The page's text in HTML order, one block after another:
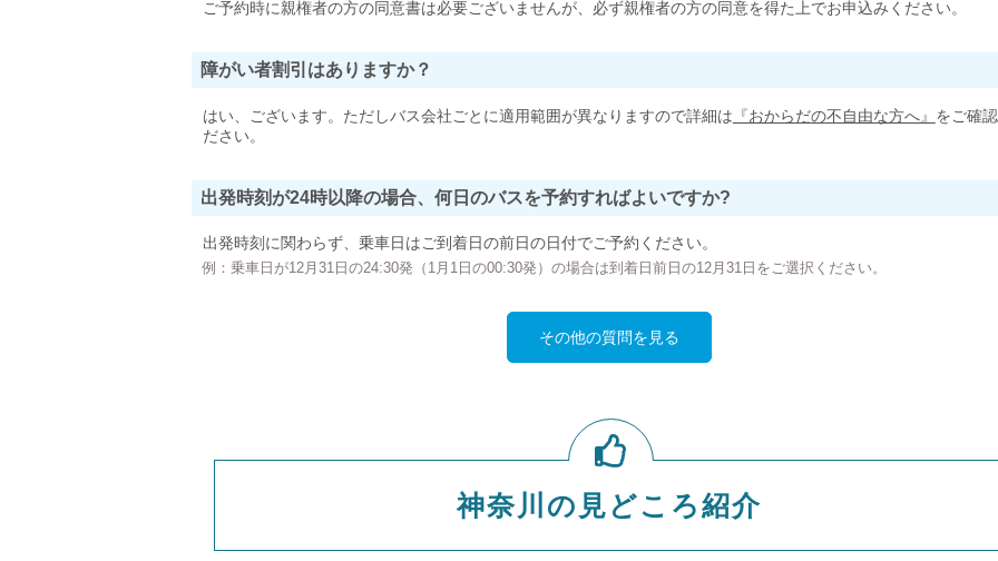
ご予約時に親権者の方の同意書は必要ございませんが、必ず親権者の方の同意を得た上でお申込みください。
障がい者割引はありますか？
はい、ございます。ただしバス会社ごとに適用範囲が異なりますので詳細は 『おからだの不自由な方へ』 をご確
ださい。
出発時刻が24時以降の場合、何日のバスを予約すればよいですか?
出発時刻に関わらず、乗車日はご到着日の前日の日付でご予約ください。
例：乗車日が12月31日の24:30発（1月1日の00:30発）の場合は到着日前日の12月31日をご選択ください。
その他の質問を見る
神奈川の見どころ紹介